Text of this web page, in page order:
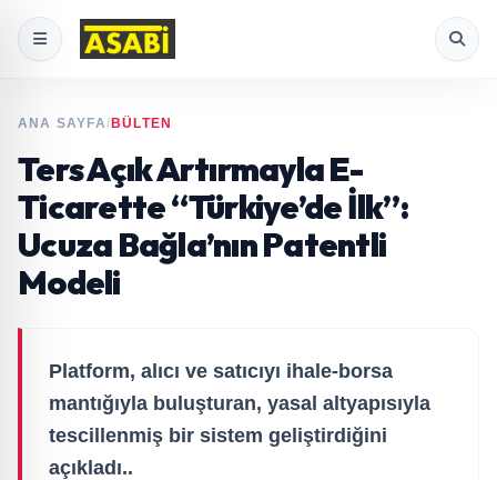
ANA SAYFA/ BÜLTEN
Ters Açık Artırmayla E-
Ticarette “Türkiye’de İlk”:
Ucuza Bağla’nın Patentli
Modeli
Platform, alıcı ve satıcıyı ihale-borsa
mantığıyla buluşturan, yasal altyapısıyla
tescillenmiş bir sistem geliştirdiğini
açıkladı..